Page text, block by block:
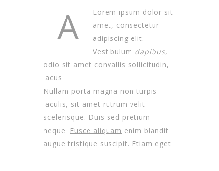
A
Lorem ipsum dolor sit
amet, consectetur
adipiscing elit.
Vestibulum dapibus,
odio sit amet convallis sollicitudin,
lacus
Nullam porta magna non turpis
iaculis, sit amet rutrum velit
scelerisque. Duis sed pretium
neque. Fusce aliquam enim blandit
augue tristique suscipit. Etiam eget